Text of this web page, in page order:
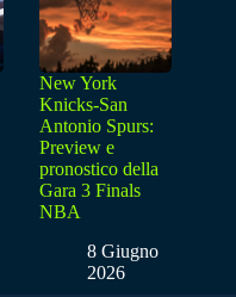
New York
Knicks-San
Antonio Spurs:
Preview e
pronostico della
Gara 3 Finals
NBA
8 Giugno
2026